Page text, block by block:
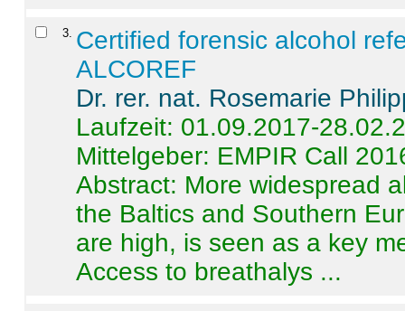
3 Certified forensic alcohol
ALCOREF
Dr. rer. nat. Rosemarie
Laufzeit: 01.09.2017-
Mittelgeber: EMPIR Call
Abstract: More widespread
the Baltics and Southern
are high, is seen as a key
Access to breathalys ...